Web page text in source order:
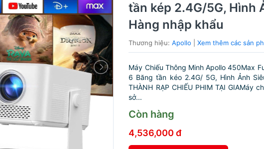
tần kép 2.4G/5G, Hình
Hàng nhập khẩu
Thương hiệu:Apollo |Xem thêm các sản
Máy Chiếu Thông Minh Apollo 450Max
6 Băng tần kéo 2.4G/ 5G, Hình Ảnh
THÀNH RẠP CHIẾU PHIM TẠI GIAMáy
sở...
Còn hàng
4,536,000 đ